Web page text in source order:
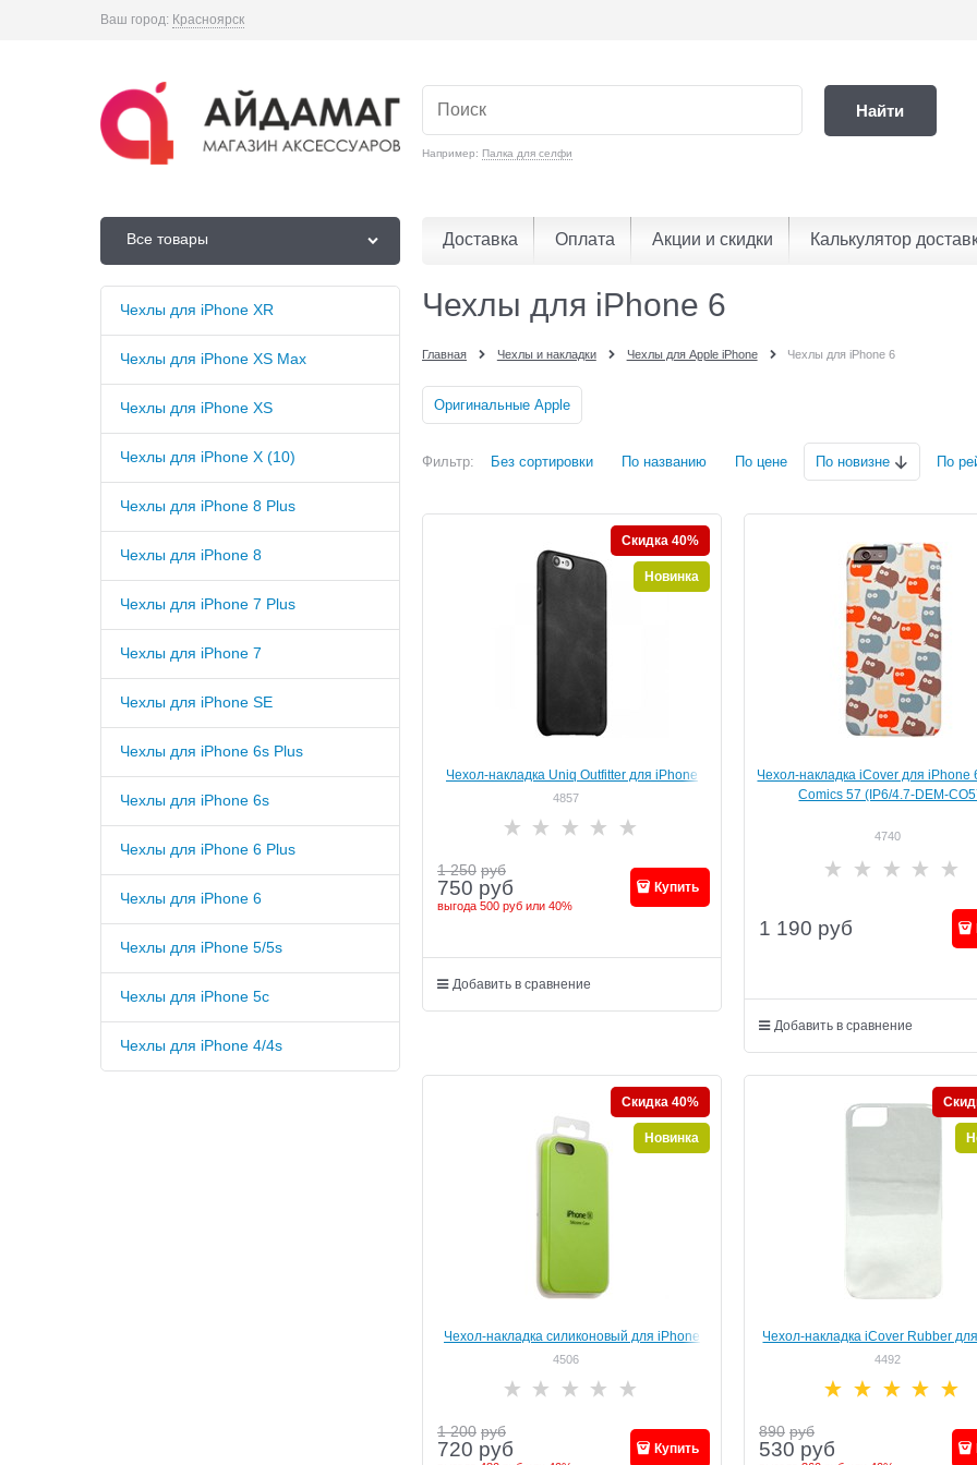
Ваш город: Красноярск
Например: Палка для селфи
Найти
Все товары Доставка Оплата Акции и скидки Калькулятор
Чехлы для iPhone XR
Чехлы для iPhone XS Max
Чехлы для iPhone XS
Чехлы для iPhone X (10)
Чехлы для iPhone 8 Plus
Чехлы для iPhone 8
Чехлы для iPhone 7 Plus
Чехлы для iPhone 7
Чехлы для iPhone SE
Чехлы для iPhone 6s Plus
Чехлы для iPhone 6s
Чехлы для iPhone 6 Plus
Чехлы для iPhone 6
Чехлы для iPhone 5/5s
Чехлы для iPhone 5c
Чехлы для iPhone 4/4s
Чехлы для iPhone 6
Главная Чехлы и накладки Чехлы для Apple iPhone Чехлы для iPhone 6
Оригинальные Apple
Фильтр: Без сортировки По названию По цене По новизне По
Чехол-накладка Uniq Outfitter для iPhone
6/6s + стикер для магнита (Цвет: Черный)
4857
Скидка 40%
Новинка
1 250 руб
750 руб
выгода 500 руб или 40%
Купить
Добавить в сравнение
Чехол-накладка iCover для iPhone
Comics 57 (IP6/4.7-DEM-
4740
1 190 руб
Добавить в сравнение
Чехол-накладка силиконовый для iPhone
5/5s/SE цвет «Зеленый» (MKX32FE)
4506
Скидка 40%
Новинка
1 200 руб
720 руб Купить
Чехол-накладка iCover Rubber
6/6s, цвет "прозрачный" (IP6/4.7-
4492
890 руб
530 руб